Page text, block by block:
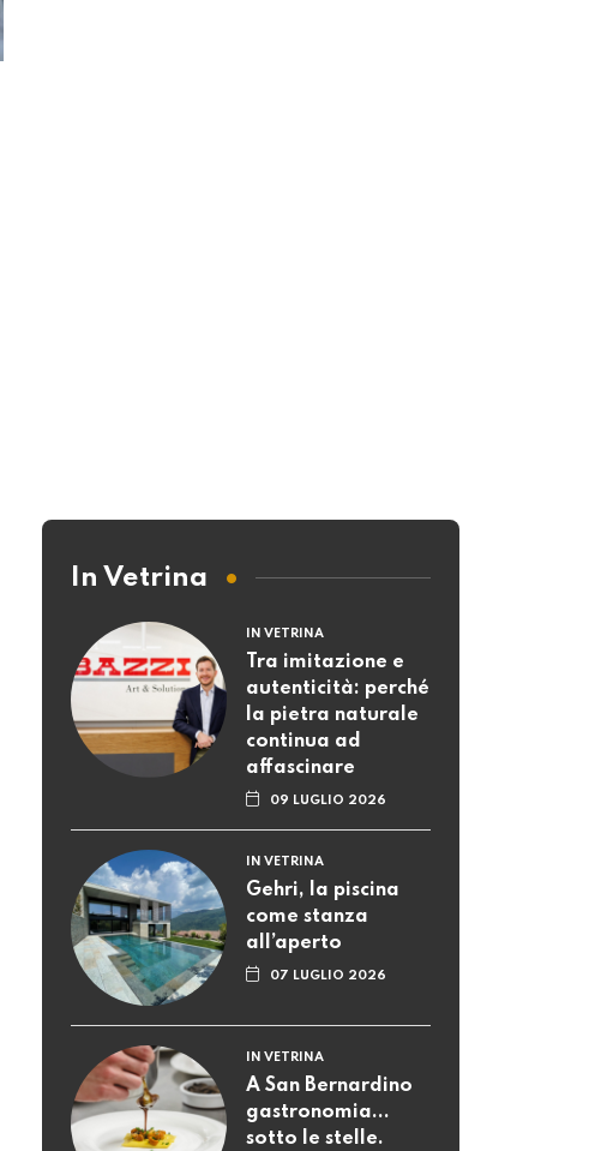
In Vetrina
IN VETRINA
Tra imitazione e
autenticità: perché
la pietra naturale
continua ad
affascinare
09 LUGLIO 2026
IN VETRINA
Gehri, la piscina
come stanza
all’aperto
07 LUGLIO 2026
IN VETRINA
A San Bernardino
gastronomia...
sotto le stelle.